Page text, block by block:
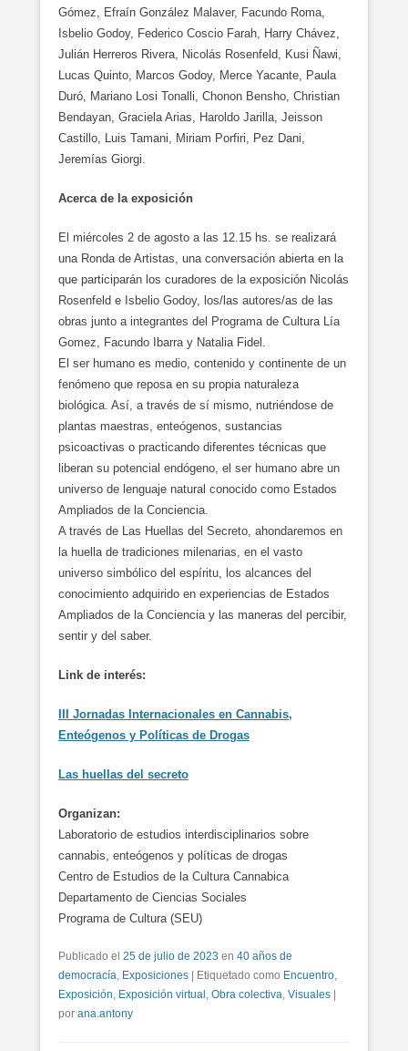
Gómez, Efraín González Malaver, Facundo Roma,
Isbelio Godoy, Federico Coscio Farah, Harry Chávez,
Julián Herreros Rivera, Nicolás Rosenfeld, Kusi Ñawi,
Lucas Quinto, Marcos Godoy, Merce Yacante, Paula
Duró, Mariano Losi Tonalli, Chonon Bensho, Christian
Bendayan, Graciela Arias, Haroldo Jarilla, Jeisson
Castillo, Luis Tamani, Miriam Porfiri, Pez Dani,
Jeremías Giorgi.
Acerca de la exposición
El miércoles 2 de agosto a las 12.15 hs. se realizará
una Ronda de Artistas, una conversación abierta en la
que participarán los curadores de la exposición Nicolás
Rosenfeld e Isbelio Godoy, los/las autores/as de las
obras junto a integrantes del Programa de Cultura Lía
Gomez, Facundo Ibarra y Natalia Fidel.
El ser humano es medio, contenido y continente de un
fenómeno que reposa en su propia naturaleza
biológica. Así, a través de sí mismo, nutriéndose de
plantas maestras, enteógenos, sustancias
psicoactivas o practicando diferentes técnicas que
liberan su potencial endógeno, el ser humano abre un
universo de lenguaje natural conocido como Estados
Ampliados de la Conciencia.
A través de Las Huellas del Secreto, ahondaremos en
la huella de tradiciones milenarias, en el vasto
universo simbólico del espíritu, los alcances del
conocimiento adquirido en experiencias de Estados
Ampliados de la Conciencia y las maneras del percibir,
sentir y del saber.
Link de interés:
III Jornadas Internacionales en Cannabis,
Enteógenos y Políticas de Drogas
Las huellas del secreto
Organizan:
Laboratorio de estudios interdisciplinarios sobre
cannabis, enteógenos y políticas de drogas
Centro de Estudios de la Cultura Cannabica
Departamento de Ciencias Sociales
Programa de Cultura (SEU)
Publicado el 25 de julio de 2023 en 40 años de
democracía, Exposiciones Etiquetado como Encuentro,
Exposición, Exposición virtual , Obra colectiva, Visuales
por ana.antony